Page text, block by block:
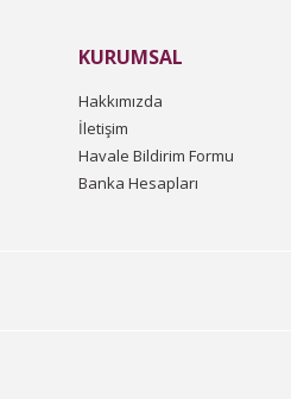
KURUMSAL
Hakkımızda
İletişim
Havale Bildirim Formu
Banka Hesapları